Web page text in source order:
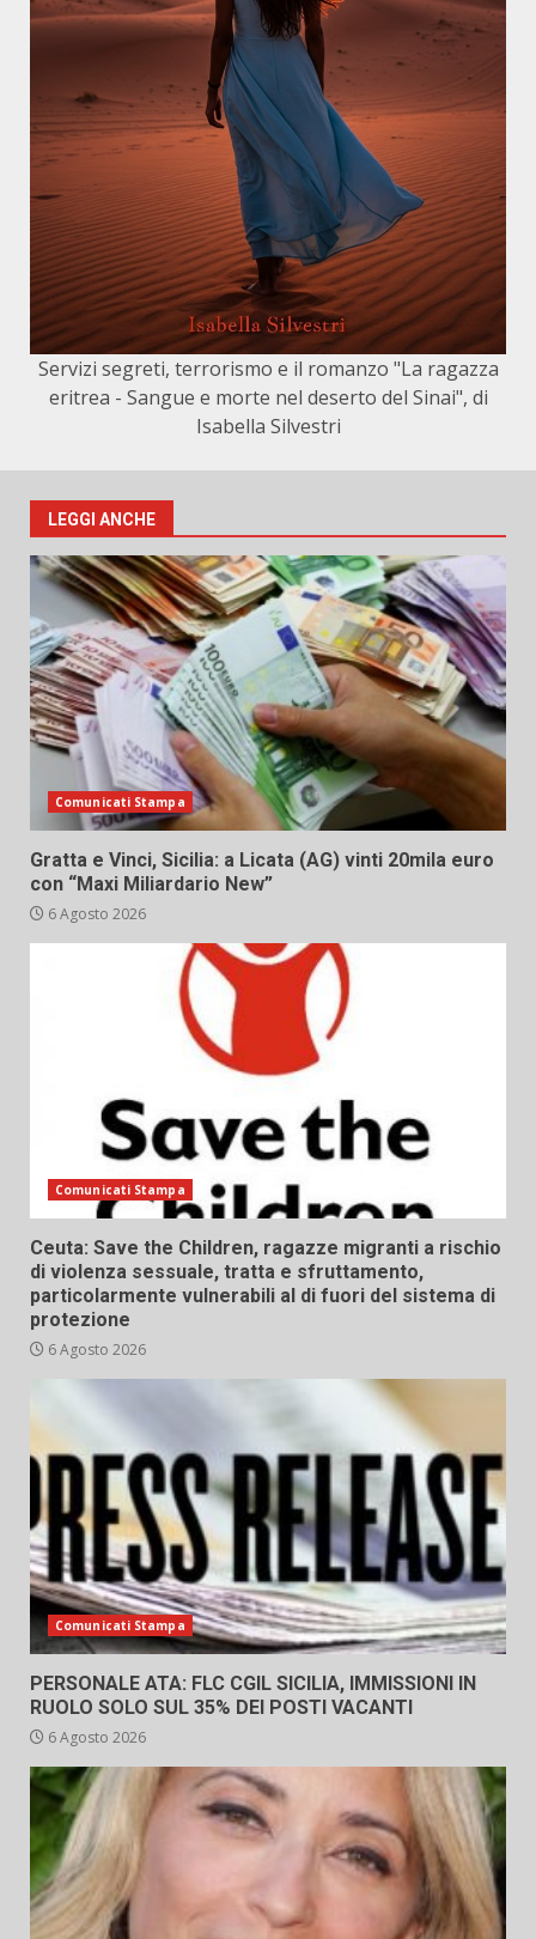
Servizi segreti, terrorismo e il romanzo "La ragazza
eritrea - Sangue e morte nel deserto del Sinai", di
Isabella Silvestri
LEGGI ANCHE
Comunicati Stampa
Gratta e Vinci, Sicilia: a Licata (AG) vinti 20mila euro
con “Maxi Miliardario New”
6 Agosto 2026
Comunicati Stampa
Ceuta: Save the Children, ragazze migranti a rischio
di violenza sessuale, tratta e sfruttamento,
particolarmente vulnerabili al di fuori del sistema di
protezione
6 Agosto 2026
Comunicati Stampa
PERSONALE ATA: FLC CGIL SICILIA, IMMISSIONI IN
RUOLO SOLO SUL 35% DEI POSTI VACANTI
6 Agosto 2026